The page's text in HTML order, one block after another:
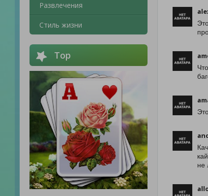
Развлечения
Стиль жизни
Top
не